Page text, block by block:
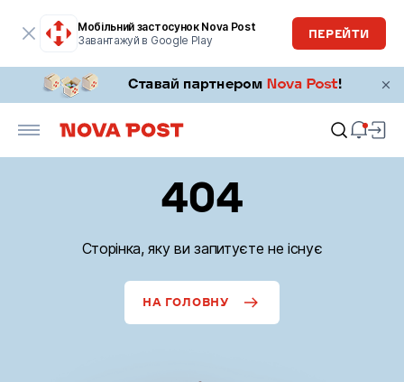
Мобільний застосунок Nova Post
Завантажуй в Google Play
ПЕРЕЙТИ
404
Сторінка, яку ви запитуєте не існує
НА ГОЛОВНУ